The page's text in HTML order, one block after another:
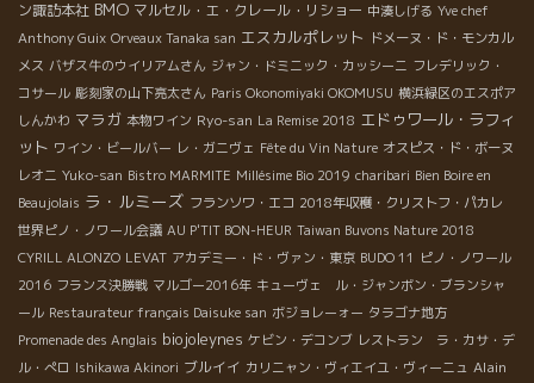
ン諏訪本社 BMO マルセル・エ・クレール・リショー 中湊しげる Yve chef
Anthony Guix Orveaux Tanaka san エスカルポレット ドメーヌ・ド・モンカル
メス バザス牛のウイリアムさん ジャン・ドミニック・カッシーニ フレデリック・
コサール 彫刻家の山下亮太さん Paris Okonomiyaki OKOMUSU 横浜緑区のエスポア
しんかわ マラガ 本物ワイン Ryo-san La Remise 2018 エドゥワール・ラフィ
ット ワイン・ビールバー レ・ガニヴェ Fête du Vin Nature オスピス・ド・ボーヌ
レオニ Yuko-san Bistro MARMITE Millésime Bio 2019 charibari Bien Boire en
Beaujolais ラ・ルミーズ フランソワ・エコ 2018年収穫・クリストフ・パカレ
世界ピノ・ノワール会議 AU P'TIT BON-HEUR Taiwan Buvons Nature 2018
CYRILL ALONZO LEVAT アカデミー・ド・ヴァン・東京 BUDO 11 ピノ・ノワール
2016 フランス決勝戦 マルゴー2016年 キューヴェ ル・ジャンボン・ブランシャ
ール Restaurateur français Daisuke san ボジョレーォー タラゴナ地方
Promenade des Anglais biojoleynes ケビン・デコンブ レストラン ラ・カサ・デ
ル・ぺロ Ishikawa Akinori ブルイイ カリニャン・ヴィエイユ・ヴィーニュ Alain